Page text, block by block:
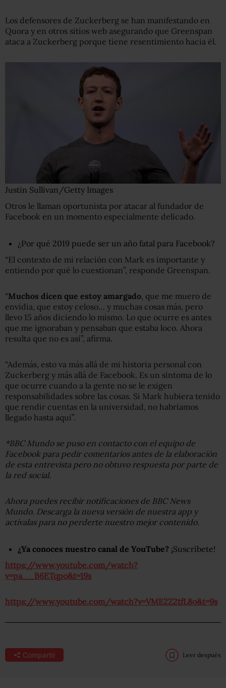
Los defensores de Zuckerberg se han manifestando en
Quora y en otros sitios web asegurando que Greenspan
ataca a Zuckerberg porque tiene resentimiento hacia él.
Justin Sullivan/Getty Images
Otros le llaman oportunista por atacar al fundador de
Facebook en un momento especialmente delicado.
¿Por qué 2019 puede ser un año fatal para Facebook?
“El contexto de mi relación con Mark es importante y
entiendo por qué lo cuestionan”, responde Greenspan.
“Muchos dicen que estoy amargado, que me muero de
envidia, que estoy celoso… y muchas cosas más, pero
llevo 15 años diciendo lo mismo. Lo que ocurre es antes
que me ignoraban y pensaban que estaba loco. Ahora
resulta que no es así”, afirma.
“Además, esto va más allá de mi historia personal con
Zuckerberg y más allá de Facebook. Es un síntoma de lo
que ocurre cuando a la gente no se le exigen
responsabilidades sobre las cosas. Si Mark hubiera tenido
que rendir cuentas en la universidad, no habríamos
llegado hasta aquí”.
*BBC Mundo se puso en contacto con el equipo de
Facebook para pedir comentarios antes de la elaboración
de esta entrevista pero no obtuvo respuesta por parte de
la red social.
Ahora puedes recibir notificaciones de BBC News
Mundo. Descarga la nueva versión de nuestra app y
actívalas para no perderte nuestro mejor contenido.
¿Ya conoces nuestro canal de YouTube? ¡Suscríbete!
https://www.youtube.com/watch?
v=pa__B6ETqpo&t=19s
https://www.youtube.com/watch?v=VME2Z2tfL8o&t=9s
Compartir Leer después